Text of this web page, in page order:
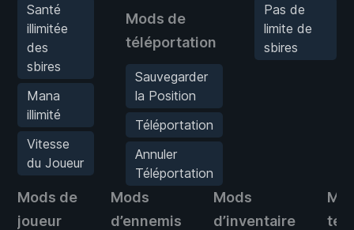
Santé
illimitée
des
sbires
Mana
illimité
Vitesse
du Joueur
Mods de
téléportation
Sauvegarder
la Position
Téléportation
Annuler
Téléportation
Pas de
limite de
sbires
Mods de
joueur
Mods
d’ennemis
Mods
d’inventaire